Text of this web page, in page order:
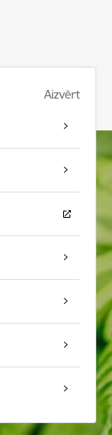
Aizvērt